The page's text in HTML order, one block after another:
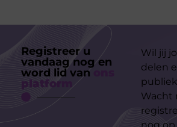
Registreer u
vandaag nog en
word lid van
platform
Wil jij
delen
Wacht